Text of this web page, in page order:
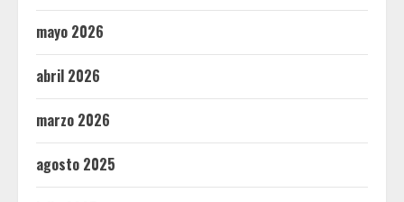
mayo 2026
abril 2026
marzo 2026
agosto 2025